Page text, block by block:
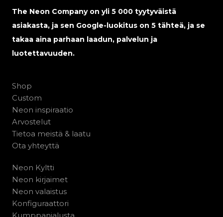
The Neon Company on yli 5 000 tyytyväistä
asiakasta, ja sen Google-luokitus on 5 tähteä, ja se
takaa aina parhaan laadun, palvelun ja
luotettavuuden.
Shop
Custom
Neon inspiraatio
Arvostelut
Tietoa meistä & laatu
Ota yhteyttä
Neon Kyltti
Neon kirjaimet
Neon valaistus
Konfiguraattori